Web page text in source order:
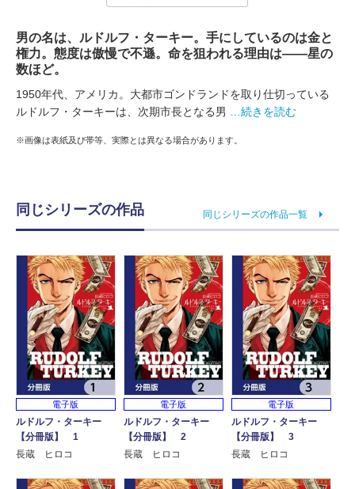
男の名は、ルドルフ・ターキー。手にしているのは金と
権力。態度は傲慢で不遜。命を狙われる理由は――星の
数ほど。
1950年代、アメリカ。大都市ゴンドランドを取り仕切っている
ルドルフ・ターキーは、次期市長となる男
…続きを読む
※画像は表紙及び帯等、実際とは異なる場合があります。
同じシリーズの作品 同じシリーズの作品一覧
電子版
ルドルフ・ターキー
【分冊版】 1
長蔵 ヒロコ
電子版
ルドルフ・ターキー
【分冊版】 2
長蔵 ヒロコ
電子版
ルドルフ・ターキー
【分冊版】 3
長蔵 ヒロコ